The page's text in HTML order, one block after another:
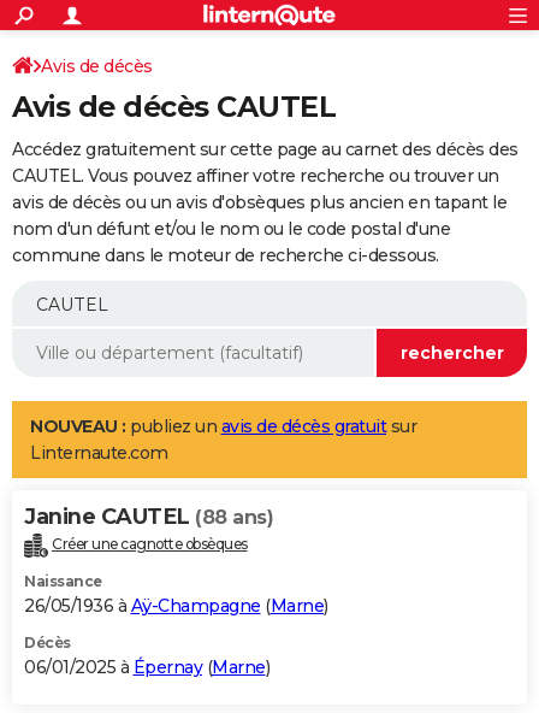
ACTUALITÉS
Politique
Société
Faits Divers
Education
Monde
Villes
+
SPORT
Coupe du monde 2026
Football
Tennis
Cyclisme
Rugby
Forum
Programme TV
TNT
Streaming
Cinéma
Sorties cinéma
Musique
+
FINANCE
Retraite
Epargne
Immobilier
Risques naturels par ville
Banque
Assurance
AUTO
Essais
Réserver un essai
Citadines
Berlines
SUV
Forum auto
+
Mobiles
Meilleur smartphone
Internet
Ordinateurs
Jeux vidéo
Guide high-tech
Aménagement intérieur
LIFESTYLE
Art de vivre
Bien-être
Loisirs
Mode
Modes de vie
Alimentation
Guide de la santé
Maladies
Médicaments
Sommeil
VOYAGE
Destinations
City break
Voyage nature
Voyage de noces
Forum
Climat
+PHOTO
GUIDES D'ACHAT
BONS PLANS
Avis de décès
Avis de décès CAUTEL
Accédez gratuitement sur cette page au carnet des décès des
CAUTEL. Vous pouvez affiner votre recherche ou trouver un
avis de décès ou un avis d'obsèques plus ancien en tapant le
nom d'un défunt et/ou le nom ou le code postal d'une
commune dans le moteur de recherche ci-dessous.
NOUVEAU : publiez un avis de décès gratuitsur
Linternaute.com
Janine CAUTEL (88 ans)
Créer une cagnotte obsèques
Naissance
26/05/1936 à Aÿ-Champagne (Marne)
Décès
06/01/2025 à Épernay(Marne)